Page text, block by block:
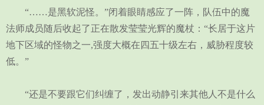
“……是黑软泥怪。”闭着眼睛感应了一阵，队伍中的魔
法师成员随后收起了正在散发莹莹光辉的魔杖：“长居于这片
地下区域的怪物之一,强度大概在四五十级左右，威胁程度较
低。”
“还是不要跟它们纠缠了，发出动静引来其他人不是什么